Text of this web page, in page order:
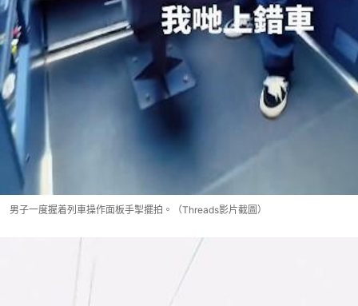
男子一度握着列車操作面板手掣擺拍。（Threads影片截圖）